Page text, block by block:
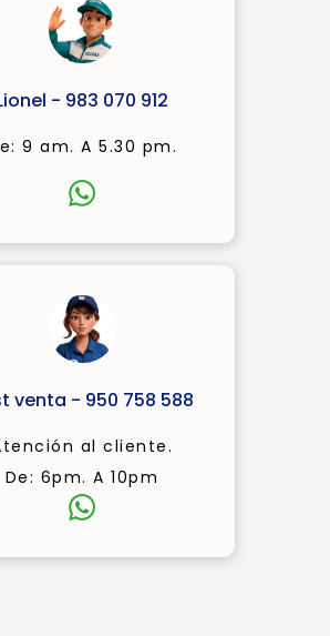
- 983 070 912
9 am. A 5.30 pm.
venta - 950 758 588
al cliente.
De: 6pm. A 10pm